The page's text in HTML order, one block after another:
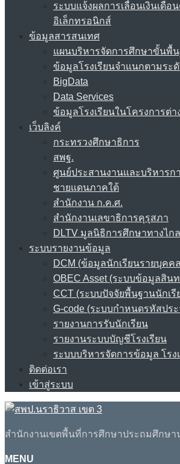
ระบบแจ้งผลการเลื่อนเงินเดือ
อิเล็กทรอนิกส์
ข้อมูลสารสนเทศ
แผนบริหารจัดการศึกษาขั้นพื้
ข้อมูลโรงเรียนจำแนกตามระ
BigData
Data Services
ข้อมูลโรงเรียนในโครงการต่า
เว็บลิงค์
กระทรวงศึกษาธิการ
สพฐ.
ศูนย์ประสานงานและบริหารก
ชายแดนภาคใต้
สำนักงาน ก.ค.ศ.
สำนักงานเลขาธิการคุรุสภา
DLTV มูลนิธิการศึกษาทางไก
ระบบรายงานข้อมูล
DCM (ข้อมูลนักเรียนรายบุคค
OBEC Asset (ระบบข้อมูลสิน
CCT (ระบบปัจจัยพื้นฐานนักเรี
G-code (ระบบกำหนดรหัสประ
รายงานการรับนักเรียน
รายงานระบบบัญชีโรงเรียน
ระบบบริหารจัดการข้อมูล โรง
ติดต่อเรา
เข้าสู่ระบบ
สำนักงานเขตพื้นที่การศึกษาประถมศึกษา
MENU